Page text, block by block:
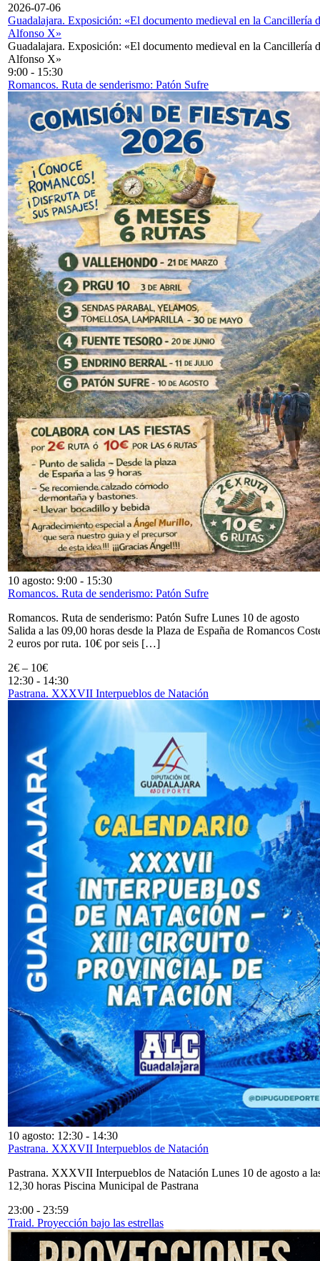
2026-07-06
Guadalajara. Exposición: «El documento medieval en la Cancillería
Alfonso X»
Guadalajara. Exposición: «El documento medieval en la Cancillería
Alfonso X»
9:00 - 15:30
Romancos. Ruta de senderismo: Patón Sufre
10 agosto: 9:00 - 15:30
Romancos. Ruta de senderismo: Patón Sufre
Romancos. Ruta de senderismo: Patón Sufre Lunes 10 de agosto
Salida a las 09,00 horas desde la Plaza de España de Romancos
2 euros por ruta. 10€ por seis […]
2€ – 10€
12:30 - 14:30
Pastrana. XXXVII Interpueblos de Natación
10 agosto: 12:30 - 14:30
Pastrana. XXXVII Interpueblos de Natación
Pastrana. XXXVII Interpueblos de Natación Lunes 10 de agosto a
12,30 horas Piscina Municipal de Pastrana
23:00 - 23:59
Traid. Proyección bajo las estrellas